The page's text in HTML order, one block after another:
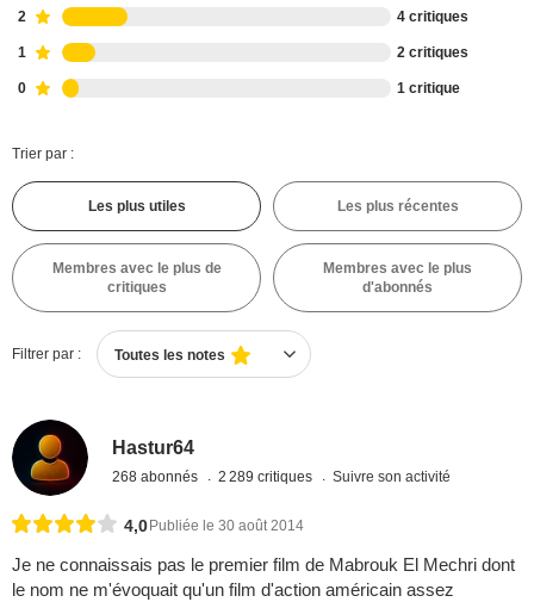
2 4 critiques
1 2 critiques
0 1 critique
Trier par :
Les plus utiles Les plus récentes
Membres avec le plus de
critiques
Membres avec le plus
d'abonnés
Filtrer par : Toutes les notes
Hastur64
268 abonnés 2 289 critiques Suivre son activité
4,0 Publiée le 30 août 2014
Je ne connaissais pas le premier film de Mabrouk El Mechri dont
le nom ne m'évoquait qu'un film d'action américain assez